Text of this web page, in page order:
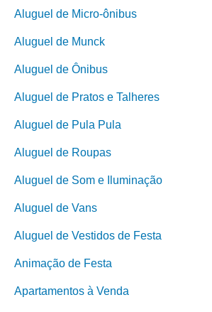
Aluguel de Micro-ônibus
Aluguel de Munck
Aluguel de Ônibus
Aluguel de Pratos e Talheres
Aluguel de Pula Pula
Aluguel de Roupas
Aluguel de Som e Iluminação
Aluguel de Vans
Aluguel de Vestidos de Festa
Animação de Festa
Apartamentos à Venda